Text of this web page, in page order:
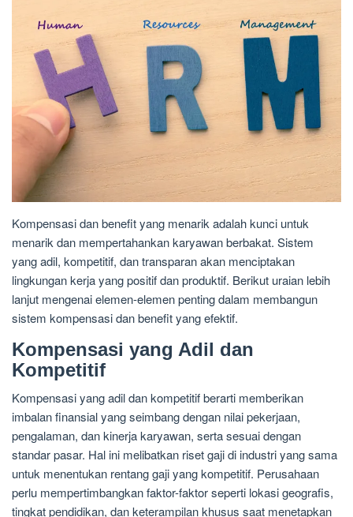
Kompensasi dan benefit yang menarik adalah kunci untuk
menarik dan mempertahankan karyawan berbakat. Sistem
yang adil, kompetitif, dan transparan akan menciptakan
lingkungan kerja yang positif dan produktif. Berikut uraian lebih
lanjut mengenai elemen-elemen penting dalam membangun
sistem kompensasi dan benefit yang efektif.
Kompensasi yang Adil dan
Kompetitif
Kompensasi yang adil dan kompetitif berarti memberikan
imbalan finansial yang seimbang dengan nilai pekerjaan,
pengalaman, dan kinerja karyawan, serta sesuai dengan
standar pasar. Hal ini melibatkan riset gaji di industri yang sama
untuk menentukan rentang gaji yang kompetitif. Perusahaan
perlu mempertimbangkan faktor-faktor seperti lokasi geografis,
tingkat pendidikan, dan keterampilan khusus saat menetapkan